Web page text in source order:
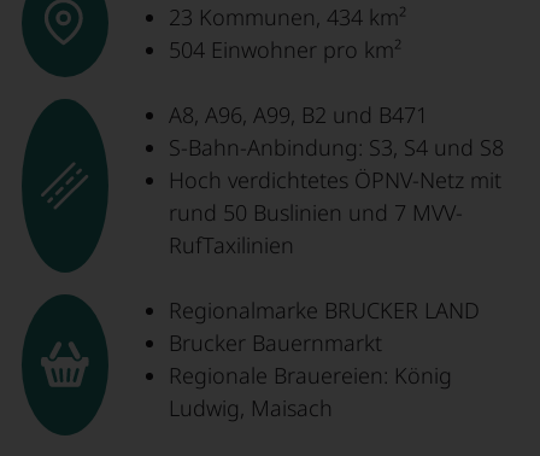
23 Kommunen, 434 km²
504 Einwohner pro km²
A8, A96, A99, B2 und B471
S-Bahn-Anbindung: S3, S4 und S8
Hoch verdichtetes ÖPNV-Netz mit
rund 50 Buslinien und 7 MVV-
RufTaxilinien
Regionalmarke BRUCKER LAND
Brucker Bauernmarkt
Regionale Brauereien: König
Ludwig, Maisach